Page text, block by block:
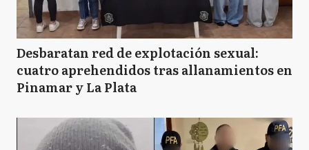
Desbaratan red de explotación sexual:
cuatro aprehendidos tras allanamientos en
Pinamar y La Plata